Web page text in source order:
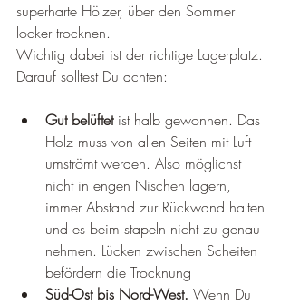
superharte Hölzer, über den Sommer
locker trocknen.
Wichtig dabei ist der richtige Lagerplatz.
Darauf solltest Du achten:
Gut belüftet ist halb gewonnen. Das
Holz muss von allen Seiten mit Luft
umströmt werden. Also möglichst
nicht in engen Nischen lagern,
immer Abstand zur Rückwand halten
und es beim stapeln nicht zu genau
nehmen. Lücken zwischen Scheiten
befördern die Trocknung
Süd-Ost bis Nord-West. Wenn Du